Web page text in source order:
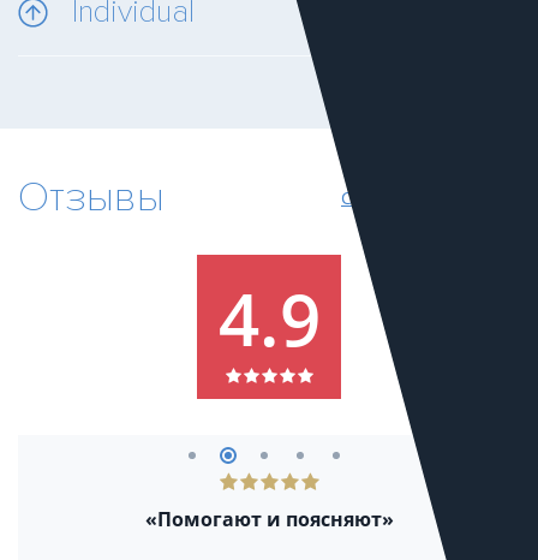
Individual
Отзывы Смотреть все отзывы
4.9
«Помогают и поясняют»